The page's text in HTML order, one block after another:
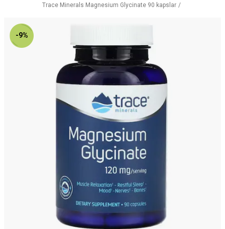
Trace Minerals Magnesium Glycinate 90 kapslar
-9%